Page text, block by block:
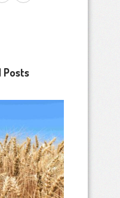
Posts